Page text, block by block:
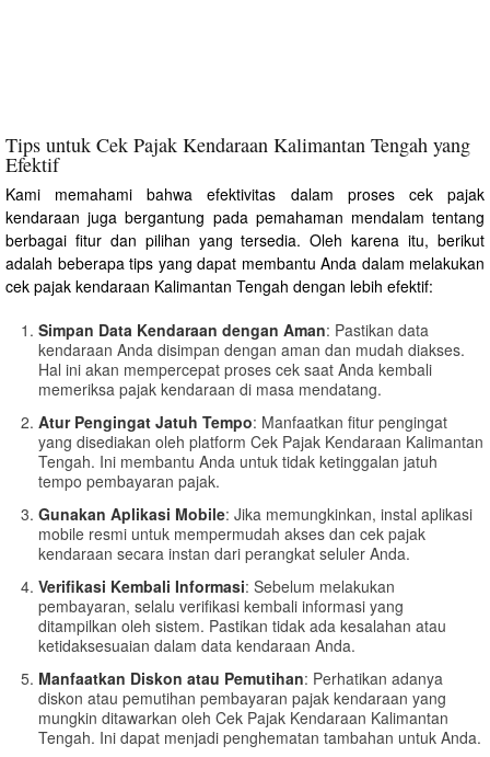
Tips untuk Cek Pajak Kendaraan Kalimantan Tengah yang
Efektif
Kami memahami bahwa efektivitas dalam proses cek pajak
kendaraan juga bergantung pada pemahaman mendalam tentang
berbagai fitur dan pilihan yang tersedia. Oleh karena itu, berikut
adalah beberapa tips yang dapat membantu Anda dalam melakukan
cek pajak kendaraan Kalimantan Tengah dengan lebih efektif:
Simpan Data Kendaraan dengan Aman: Pastikan data
kendaraan Anda disimpan dengan aman dan mudah diakses.
Hal ini akan mempercepat proses cek saat Anda kembali
memeriksa pajak kendaraan di masa mendatang.
Atur Pengingat Jatuh Tempo: Manfaatkan fitur pengingat
yang disediakan oleh platform Cek Pajak Kendaraan Kalimantan
Tengah. Ini membantu Anda untuk tidak ketinggalan jatuh
tempo pembayaran pajak.
Gunakan Aplikasi Mobile: Jika memungkinkan, instal aplikasi
mobile resmi untuk mempermudah akses dan cek pajak
kendaraan secara instan dari perangkat seluler Anda.
Verifikasi Kembali Informasi: Sebelum melakukan
pembayaran, selalu verifikasi kembali informasi yang
ditampilkan oleh sistem. Pastikan tidak ada kesalahan atau
ketidaksesuaian dalam data kendaraan Anda.
Manfaatkan Diskon atau Pemutihan: Perhatikan adanya
diskon atau pemutihan pembayaran pajak kendaraan yang
mungkin ditawarkan oleh Cek Pajak Kendaraan Kalimantan
Tengah. Ini dapat menjadi penghematan tambahan untuk Anda.